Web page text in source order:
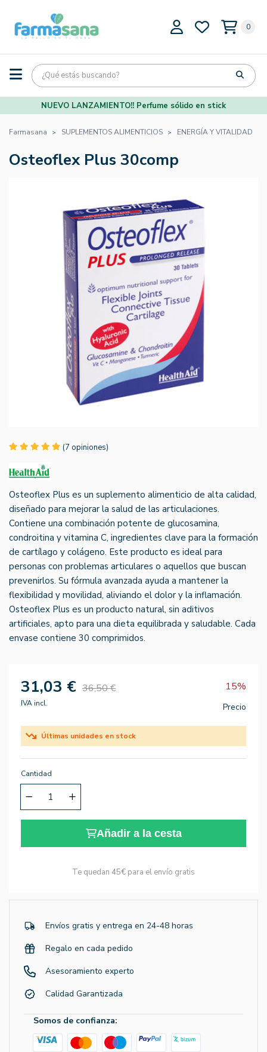
0
NUEVO LANZAMIENTO!! Perfume sólido en stick
Farmasana SUPLEMENTOS ALIMENTICIOS ENERGÍA Y VITALIDAD
Osteoflex Plus 30comp
(7 opiniones)
Osteoflex Plus es un suplemento alimenticio de alta calidad,
diseñado para mejorar la salud de las articulaciones.
Contiene una combinación potente de glucosamina,
condroitina y vitamina C, ingredientes clave para la formación
de cartílago y colágeno. Este producto es ideal para
personas con problemas articulares o aquellos que buscan
prevenirlos. Su fórmula avanzada ayuda a mantener la
flexibilidad y movilidad, aliviando el dolor y la inflamación.
Osteoflex Plus es un producto natural, sin aditivos
artificiales, apto para una dieta equilibrada y saludable. Cada
envase contiene 30 comprimidos.
31,03 € 36,50 € 15%
IVA incl. Precio
Últimas unidades en stock
Cantidad
Añadir a la cesta
Te quedan 45€ para el envío gratis
Envíos gratis y entrega en 24-48 horas
Regalo en cada pedido
Asesoramiento experto
Calidad Garantizada
Somos de confianza: